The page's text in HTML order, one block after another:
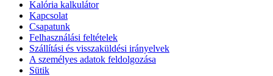
Kalória kalkulátor
Kapcsolat
Csapatunk
Felhasználási feltételek
Szállítási és visszaküldési irányelvek
A személyes adatok feldolgozása
Sütik